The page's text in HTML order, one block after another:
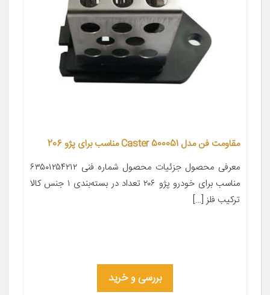
مقاومت فن مدل Caster 500051 مناسب برای پژو 206
معرفی محصول جزئیات محصول شماره فنی ۶۳۵۰۱۲۵۴۲۱۲
مناسب برای خودرو پژو ۲۰۶ تعداد در بسته‌بندی ۱ جنس کالا
ترکیب فلز […]
بررسی و خرید